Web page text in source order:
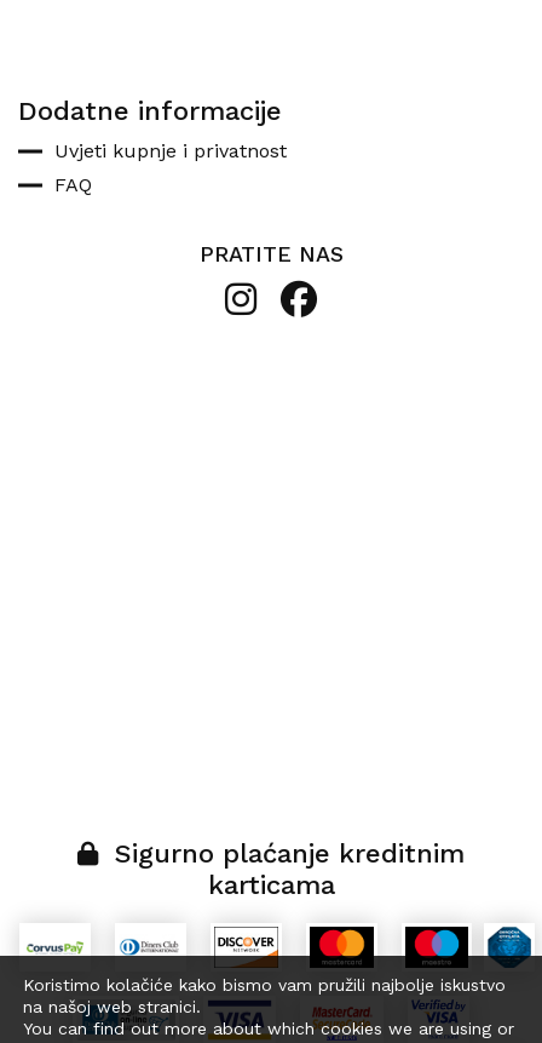
Dodatne informacije
Uvjeti kupnje i privatnost
FAQ
PRATITE NAS
Sigurno plaćanje kreditnim
karticama
Koristimo kolačiće kako bismo vam pružili najbolje iskustvo
na našoj web stranici.
You can find out more about which cookies we are using or